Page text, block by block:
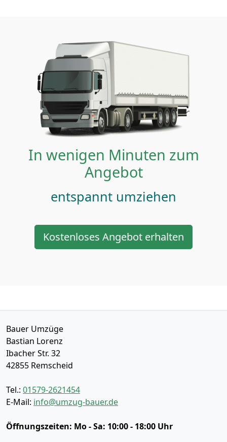
In wenigen Minuten zum
Angebot
entspannt umziehen
Kostenloses Angebot erhalten
Bauer Umzüge
Bastian Lorenz
Ibacher Str. 32
42855 Remscheid
Tel.: 01579-2621454
E-Mail: info@umzug-bauer.de
Öffnungszeiten: Mo - Sa: 10:00 - 18:00 Uhr